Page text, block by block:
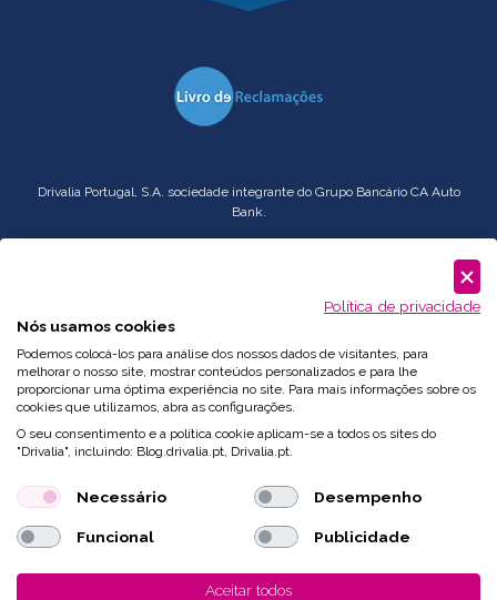
Drivalia Portugal, S.A. sociedade integrante do Grupo Bancário CA Auto
Bank.
Desenvolvido porFidelizarte
Política de privacidade
Nós usamos cookies
Podemos colocá-los para análise dos nossos dados de visitantes, para
melhorar o nosso site, mostrar conteúdos personalizados e para lhe
proporcionar uma óptima experiência no site. Para mais informações sobre os
cookies que utilizamos, abra as configurações.
O seu consentimento e a política cookie aplicam-se a todos os sites do
"Drivalia", incluindo: Blog.drivalia.pt, Drivalia.pt.
Necessário Desempenho
Funcional Publicidade
Aceitar todos